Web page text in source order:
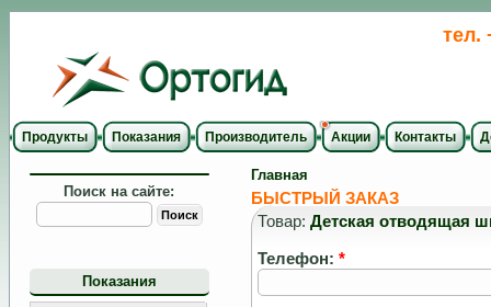
тел.
Продукты Показания Производитель Акции Контакты
Поиск на сайте:
Показания
Главная
БЫСТРЫЙ ЗАКАЗ
Товар: Детская отводящая
Телефон: *